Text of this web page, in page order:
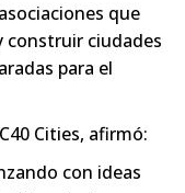
que
construir ciudades
para el
Cities, afirmó:
con ideas